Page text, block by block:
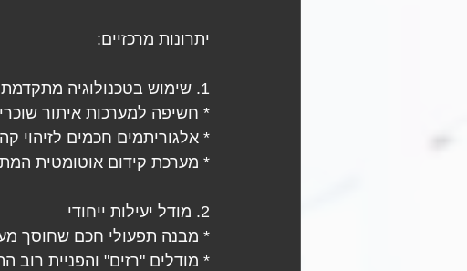
יתרונות מרכזיים:
1. שימוש בטכנולוגיה מתקדמת
* חשיפה למערכות איתור
* אלגוריתמים חכמים לזיהוי
* מערכת קידום אוטומטית
2. מודל יעילות ייחודי
* מבנה תפעולי חכם שחוסך מעל 50%
* מודלים "רזים" והפניית